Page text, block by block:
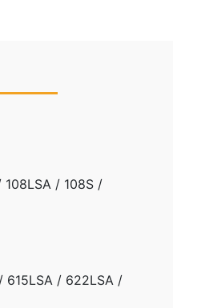
108LSA / 108S /
615LSA / 622LSA /